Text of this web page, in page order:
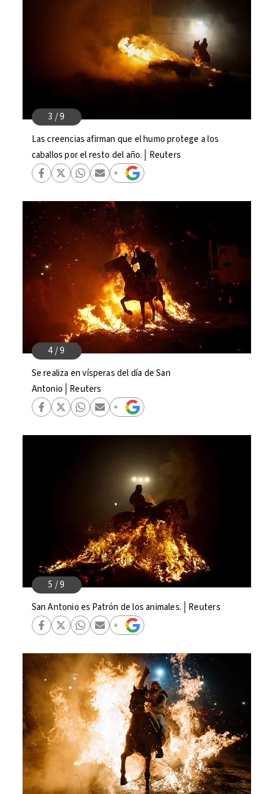
Las creencias afirman que el humo protege a los
caballos por el resto del año.│Reuters
Se realiza en vísperas del día de San
Antonio│Reuters
San Antonio es Patrón de los animales.│Reuters